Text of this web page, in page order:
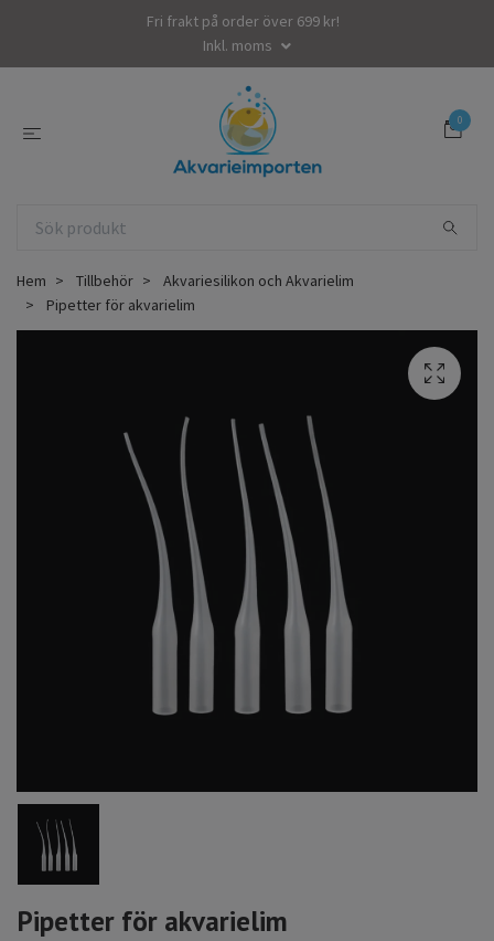
Fri frakt på order över 699 kr!
Inkl. moms
0
Hem Tillbehör
Akvariesilikon och Akvarielim
Pipetter för akvarielim
Pipetter för akvarielim